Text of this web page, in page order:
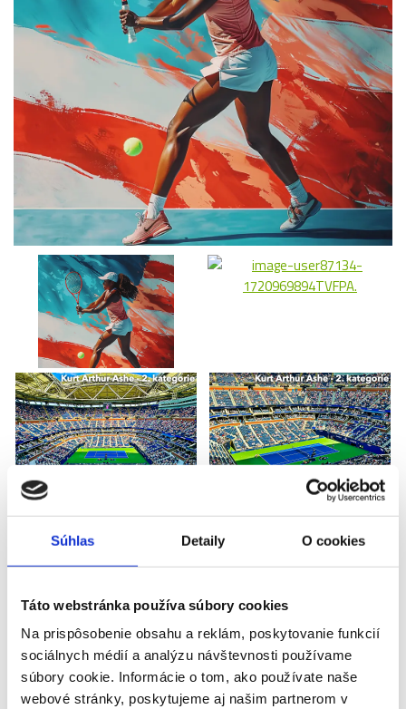
Súhlas Detaily O cookies
Táto webstránka používa súbory cookies
Na prispôsobenie obsahu a reklám, poskytovanie funkcií
sociálnych médií a analýzu návštevnosti používame
súbory cookie. Informácie o tom, ako používate naše
webové stránky, poskytujeme aj našim partnerom v